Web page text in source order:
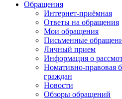
Обращения
Интернет-приёмная
Ответы на обращения
Мои обращения
Письменные
Личный прием
Информация о
Номативно-правовая
граждан
Новости
Обзоры обращений